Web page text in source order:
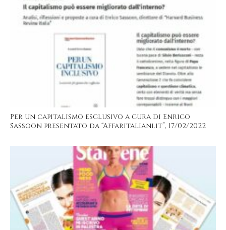
Per un capitalismo esclusivo a cura di Enrico
Sassoon presentato da “Affaritaliani.it”, 17/02/2022